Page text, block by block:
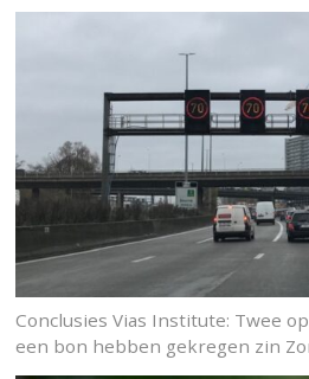
Conclusies Vias Institute: Twee
een bon hebben gekregen zin